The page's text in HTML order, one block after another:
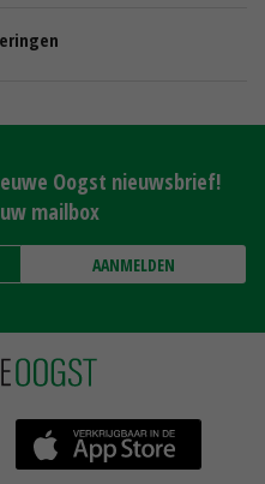
Oogst nieuwsbrief!
mailbox
AANMELDEN